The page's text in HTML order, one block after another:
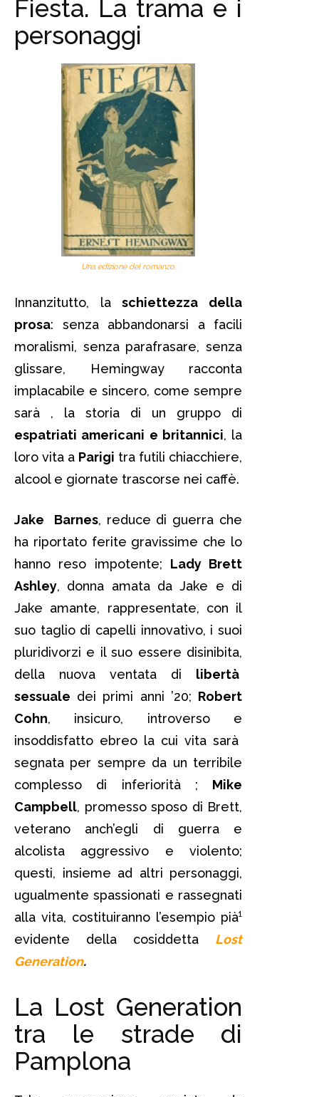
Fiesta. La trama e i
personaggi
Una edizione del romanzo.
Innanzitutto, laschiettezza della
prosa: senza abbandonarsi a facili
moralismi, senza parafrasare, senza
glissare, Hemingway racconta
implacabile e sincero, come sempre
sarà , la storia di un gruppo di
espatriati americani e britannici, la
loro vita a Parigi tra futili chiacchiere,
alcool e giornate trascorse nei caffè.
Jake Barnes, reduce di guerra che
ha riportato ferite gravissime che lo
hanno reso impotente; Lady Brett
Ashley, donna amata da Jake e di
Jake amante, rappresentate, con il
suo taglio di capelli innovativo, i suoi
pluridivorzi e il suo essere disinibita,
della nuova ventata di libertà
sessuale dei primi anni ’20; Robert
Cohn, insicuro, introverso e
insoddisfatto ebreo la cui vita sarà
segnata per sempre da un terribile
complesso di inferiorità ; Mike
Campbell, promesso sposo di Brett,
veterano anch’egli di guerra e
alcolista aggressivo e violento;
questi, insieme ad altri personaggi,
ugualmente spassionati e rassegnati
alla vita, costituiranno l’esempio pià¹
evidente della cosiddetta Lost
Generation.
La Lost Generation
tra le strade di
Pamplona